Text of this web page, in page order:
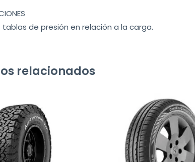
de presión en relación a la carga.
relacionados